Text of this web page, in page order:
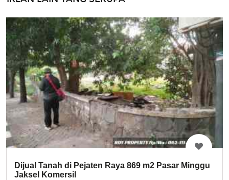
Dijual Tanah di Pejaten Raya 869 m2 Pasar Minggu
Jaksel Komersil